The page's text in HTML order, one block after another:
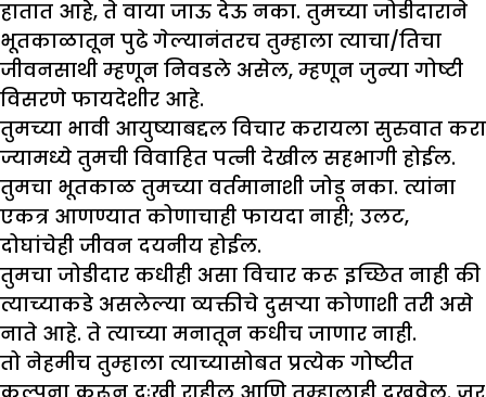
हातात आहे, ते वाया जाऊ देऊ नका. तुमच्या जोडीदाराने
भूतकाळातून पुढे गेल्यानंतरच तुम्हाला त्याचा/तिचा
जीवनसाथी म्हणून निवडले असेल, म्हणून जुन्या गोष्टी
विसरणे फायदेशीर आहे.
तुमच्या भावी आयुष्याबद्दल विचार करायला सुरुवात करा
ज्यामध्ये तुमची विवाहित पत्नी देखील सहभागी होईल.
तुमचा भूतकाळ तुमच्या वर्तमानाशी जोडू नका. त्यांना
एकत्र आणण्यात कोणाचाही फायदा नाही; उलट,
दोघांचेही जीवन दयनीय होईल.
तुमचा जोडीदार कधीही असा विचार करू इच्छित नाही की
त्याच्याकडे असलेल्या व्यक्तीचे दुसऱ्या कोणाशी तरी असे
नाते आहे. ते त्याच्या मनातून कधीच जाणार नाही.
तो नेहमीच तुम्हाला त्याच्यासोबत प्रत्येक गोष्टीत